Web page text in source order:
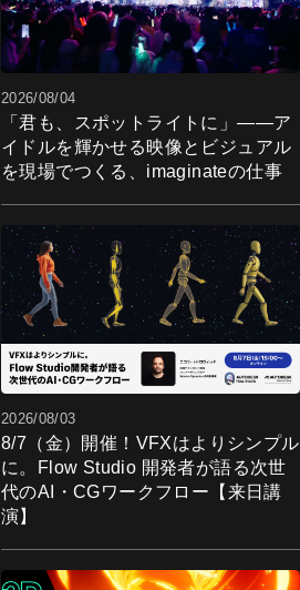
2026/08/04
「君も、スポットライトに」――ア
イドルを輝かせる映像とビジュアル
を現場でつくる、imaginateの仕事
2026/08/03
8/7（金）開催！VFXはよりシンプル
に。Flow Studio 開発者が語る次世
代のAI・CGワークフロー【来日講
演】